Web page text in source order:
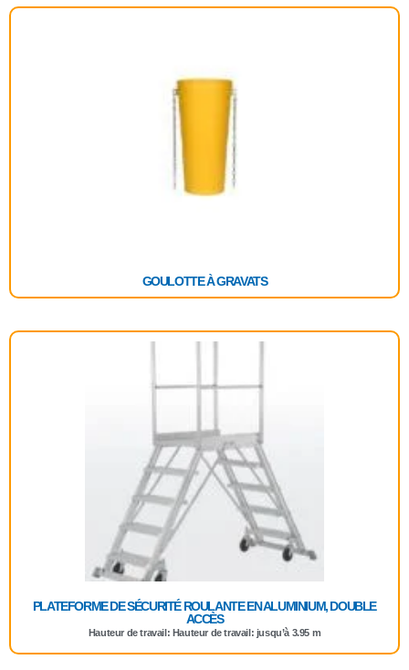
GOULOTTE À GRAVATS
PLATEFORME DE SÉCURITÉ ROULANTE EN ALUMINIUM, DOUBLE
ACCÈS
Hauteur de travail: Hauteur de travail: jusqu’à 3.95 m